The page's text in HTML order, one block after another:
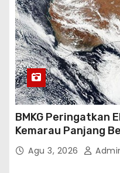
BMKG Peringatkan
Kemarau Panjang
hingga Awal 2027
Agu 3, 2026